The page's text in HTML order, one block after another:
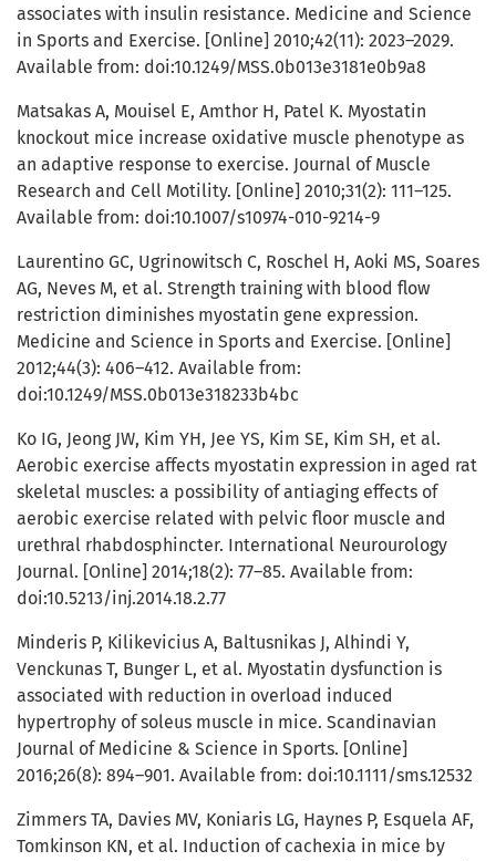
associates with insulin resistance. Medicine and Science
in Sports and Exercise. [Online] 2010;42(11): 2023–2029.
Available from: doi:10.1249/MSS.0b013e3181e0b9a8
Matsakas A, Mouisel E, Amthor H, Patel K. Myostatin
knockout mice increase oxidative muscle phenotype as
an adaptive response to exercise. Journal of Muscle
Research and Cell Motility. [Online] 2010;31(2): 111–125.
Available from: doi:10.1007/s10974-010-9214-9
Laurentino GC, Ugrinowitsch C, Roschel H, Aoki MS, Soares
AG, Neves M, et al. Strength training with blood flow
restriction diminishes myostatin gene expression.
Medicine and Science in Sports and Exercise. [Online]
2012;44(3): 406–412. Available from:
doi:10.1249/MSS.0b013e318233b4bc
Ko IG, Jeong JW, Kim YH, Jee YS, Kim SE, Kim SH, et al.
Aerobic exercise affects myostatin expression in aged rat
skeletal muscles: a possibility of antiaging effects of
aerobic exercise related with pelvic floor muscle and
urethral rhabdosphincter. International Neurourology
Journal. [Online] 2014;18(2): 77–85. Available from:
doi:10.5213/inj.2014.18.2.77
Minderis P, Kilikevicius A, Baltusnikas J, Alhindi Y,
Venckunas T, Bunger L, et al. Myostatin dysfunction is
associated with reduction in overload induced
hypertrophy of soleus muscle in mice. Scandinavian
Journal of Medicine & Science in Sports. [Online]
2016;26(8): 894–901. Available from: doi:10.1111/sms.12532
Zimmers TA, Davies MV, Koniaris LG, Haynes P, Esquela AF,
Tomkinson KN, et al. Induction of cachexia in mice by